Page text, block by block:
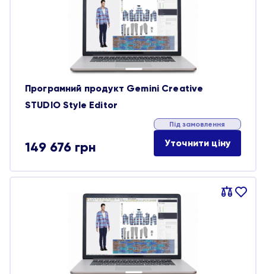
Програмний продукт Gemini Creative
STUDIO Style Editor
149 676 грн
Під замовлення
Уточнити ціну
Порівняти
В